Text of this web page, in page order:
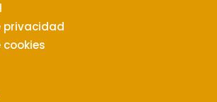
privacidad